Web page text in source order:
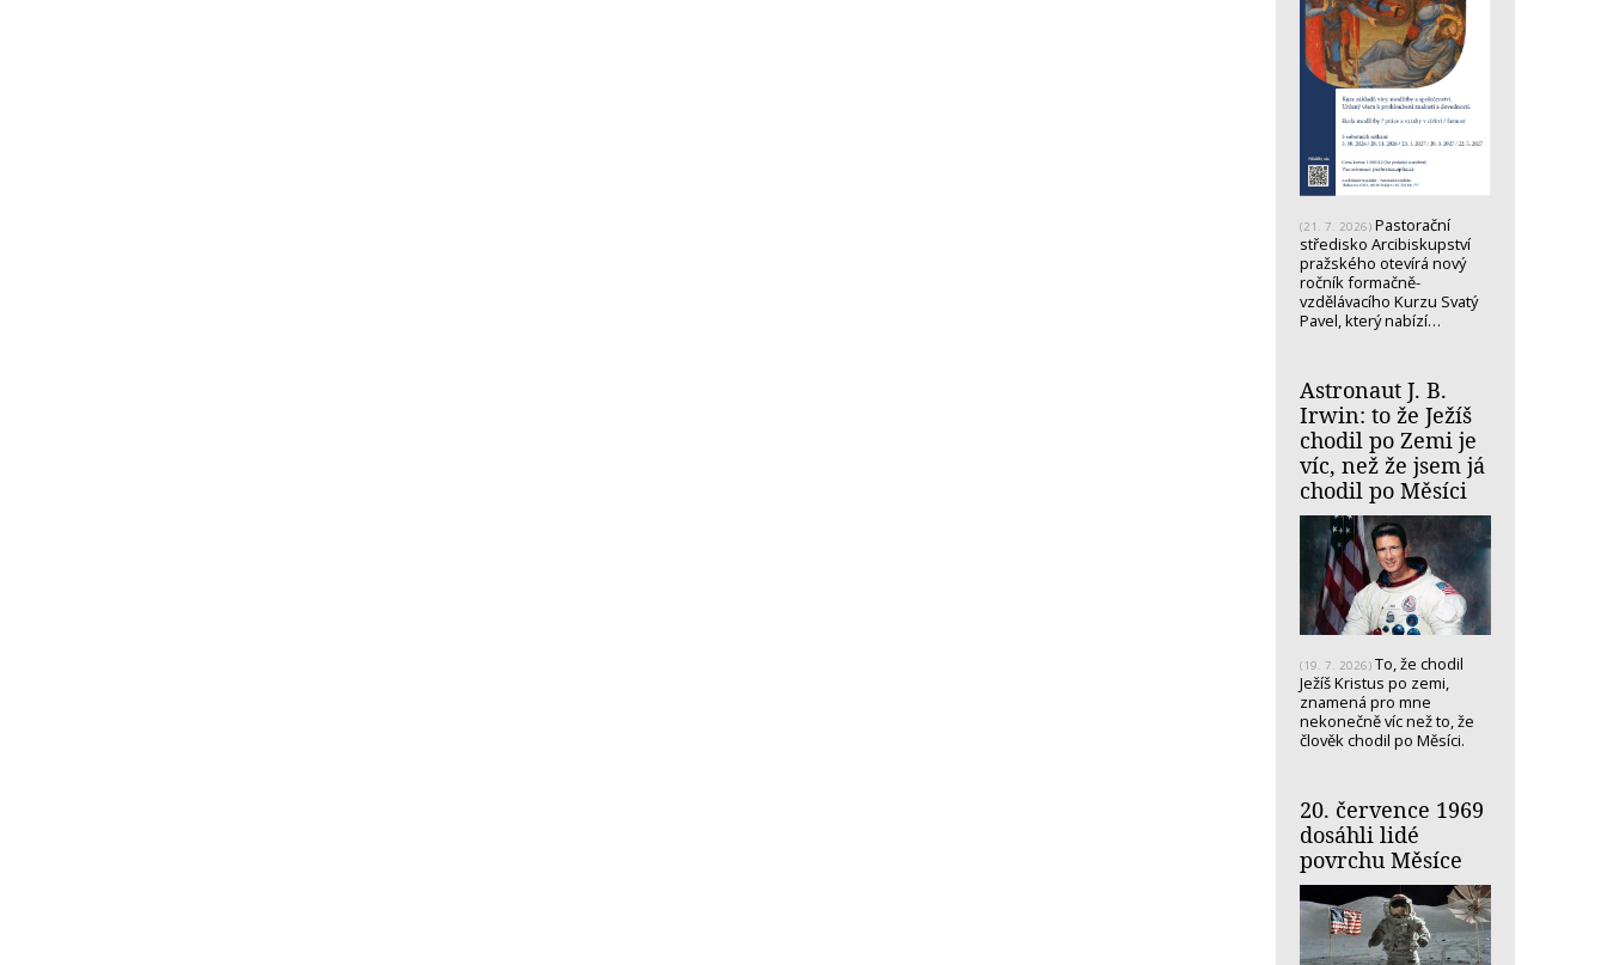
(21. 7. 2026) Pastorační
středisko Arcibiskupství
pražského otevírá nový
ročník formačně-
vzdělávacího Kurzu Svatý
Pavel, který nabízí…
Astronaut J. B.
Irwin: to že Ježíš
chodil po Zemi je
víc, než že jsem já
chodil po Měsíci
(19. 7. 2026) To, že chodil
Ježíš Kristus po zemi,
znamená pro mne
nekonečně víc než to, že
člověk chodil po Měsíci.
20. července 1969
dosáhli lidé
povrchu Měsíce